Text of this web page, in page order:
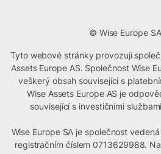
© Wise Europe
Tyto webové stránky provozují
Assets Europe AS. Společnost Wise
veškerý obsah související s
Wise Assets Europe AS je
související s investičními
Wise Europe SA je společnost
registračním číslem 0713629988.